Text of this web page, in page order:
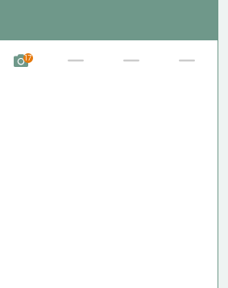
17